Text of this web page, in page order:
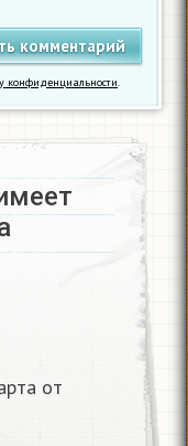
конфиденциальности.
от